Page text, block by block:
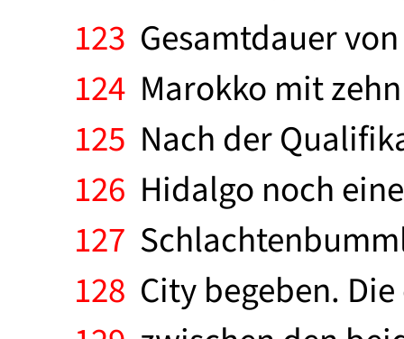
123 Gesamtdauer
124 Marokko mit
125 Nach der
126 Hidalgo noch
127
128 City begeben.